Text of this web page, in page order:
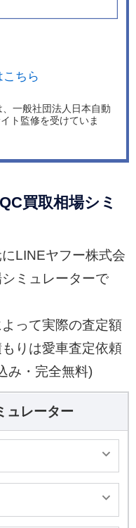
ちら
一般社団法人日本自動
ト監修を受けていま
買取相場シミ
LINEヤフー株式会
ミュレーターで
って実際の査定額
りは愛車査定依頼
み・完全無料)
ュレーター